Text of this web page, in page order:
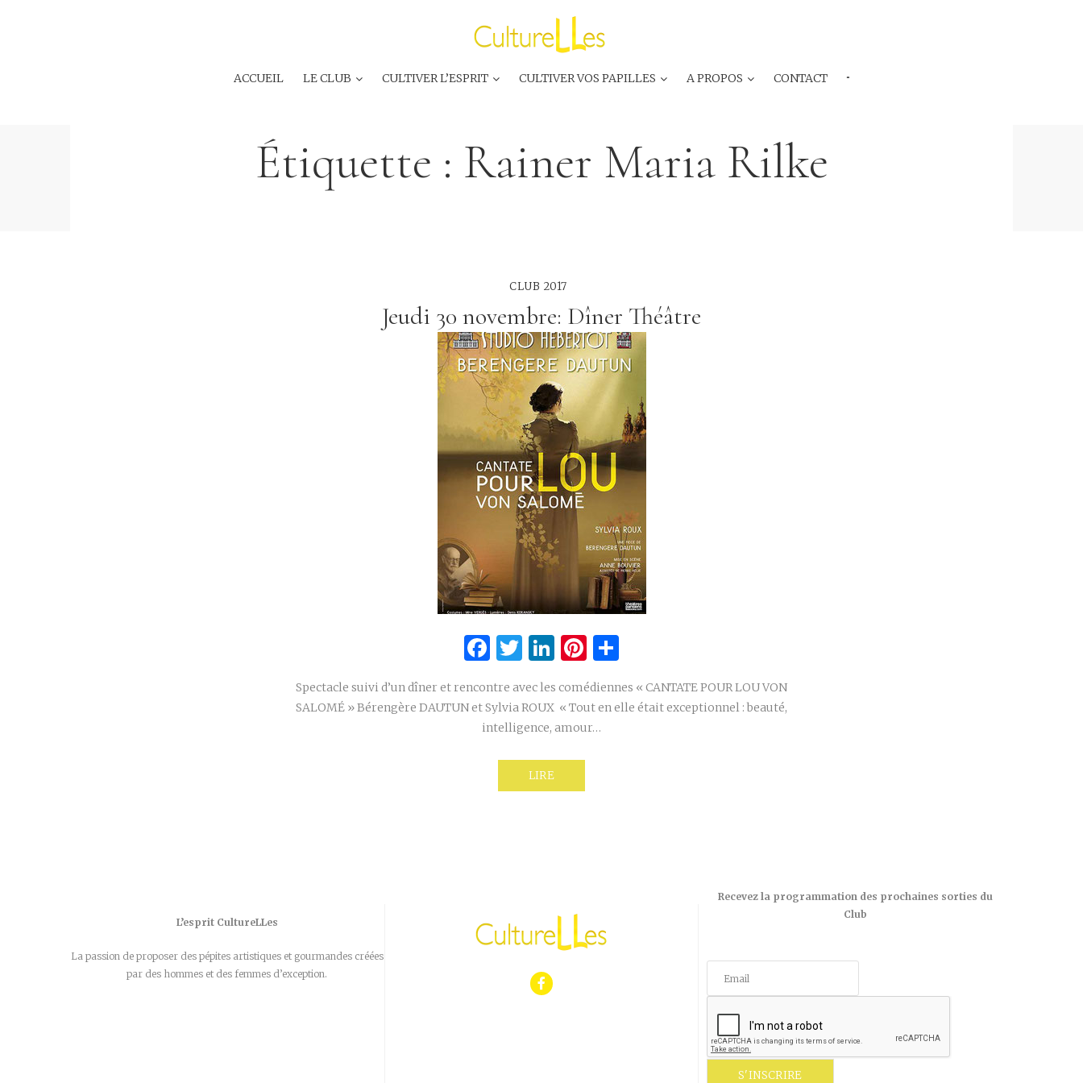
ACCUEIL LE CLUB CULTIVER L’ESPRIT CULTIVER VOS PAPILLES A PROPOS CONTACT ···
Étiquette : Rainer Maria Rilke
CLUB 2017
Jeudi 30 novembre: Dîner Théâtre
Facebook
Twitter
LinkedIn
Pinterest
Spectacle suivi d’un dîner et rencontre avec les comédiennes « CANTATE POUR LOU VON
SALOMÉ » Bérengère DAUTUN et Sylvia ROUX « Tout en elle était exceptionnel : beauté,
intelligence, amour…
LIRE
L’esprit CultureLLes
La passion de proposer des pépites artistiques et gourmandes créées
par des hommes et des femmes d’exception.
Recevez la programmation des prochaines sorties du
Club